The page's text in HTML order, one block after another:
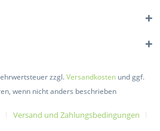
zzgl.Versandkosten und ggf.
wenn nicht anders beschrieben
Versand und Zahlungsbedingungen